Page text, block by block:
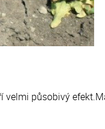
působivý